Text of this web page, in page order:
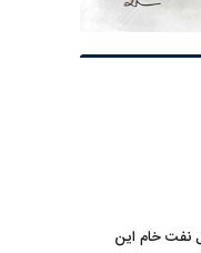
۶ نفت‌کش حامل نفت خام این